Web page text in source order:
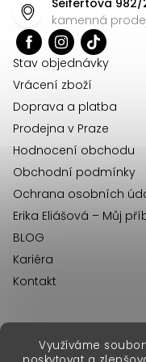
Využíváme
kamenná
Stav objednávky
Vrácení zboží
Doprava a platba
Prodejna v Praze
Hodnocení obchodu
Obchodní podmínky
Ochrana osobních
Erika Eliášová – Můj
BLOG
Kariéra
Kontakt